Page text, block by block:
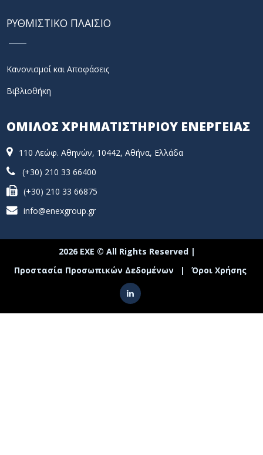
ΡΥΘΜΙΣΤΙΚΟ ΠΛΑΙΣΙΟ
Κανονισμοί και Αποφάσεις
Βιβλιοθήκη
ΟΜΙΛΟΣ ΧΡΗΜΑΤΙΣΤΗΡΙΟΥ ΕΝΕΡΓΕΙΑΣ
110 Λεώφ. Αθηνών, 10442, Αθήνα, Ελλάδα
(+30) 210 33 66400
(+30) 210 33 66875
info@enexgroup.gr
2026 ΕΧΕ © All Rights Reserved |
Προστασία Προσωπικών Δεδομένων
| Όροι Χρήσης